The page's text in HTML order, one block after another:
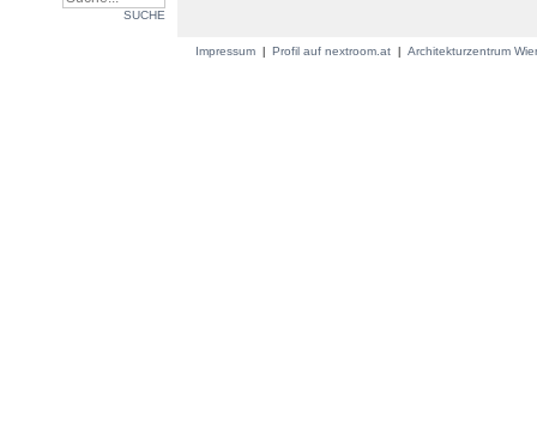
SUCHE
Impressum Profil auf nextroom.at Architekturzentrum